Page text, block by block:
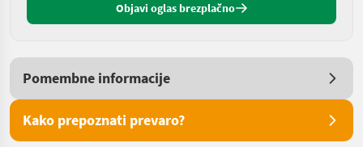
Objavi oglas brezplačno
Pomembne informacije
Kako prepoznati prevaro?